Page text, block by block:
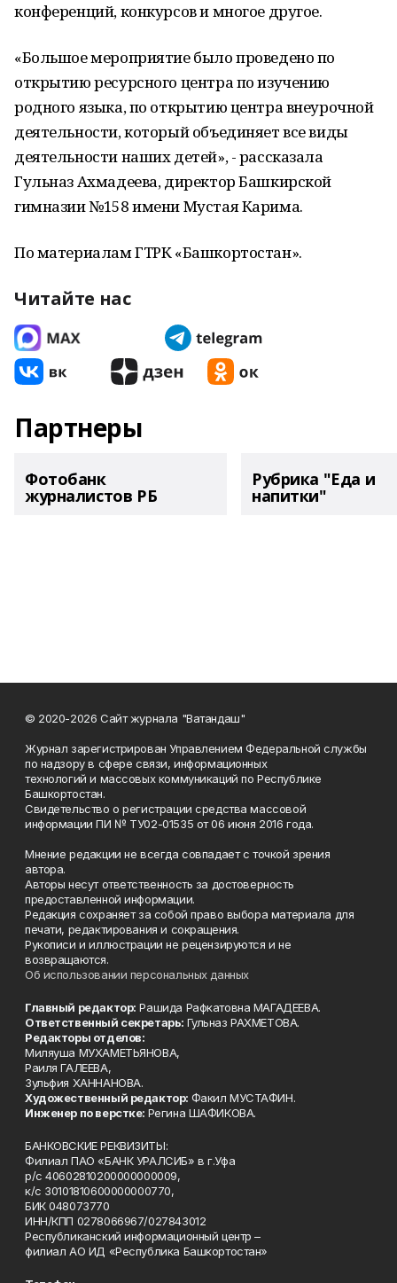
конференций, конкурсов и многое другое.
«Большое мероприятие было проведено по
открытию ресурсного центра по изучению
родного языка, по открытию центра внеурочной
деятельности, который объединяет все виды
деятельности наших детей», - рассказала
Гульназ Ахмадеева, директор Башкирской
гимназии №158 имени Мустая Карима.
По материалам ГТРК «Башкортостан».
Читайте нас
Партнеры
Фотобанк
журналистов РБ
Рубрика "Еда и
напитки"
© 2020-2026 Сайт журнала "Ватандаш"
Журнал зарегистрирован Управлением Федеральной службы
по надзору в сфере связи, информационных
технологий и массовых коммуникаций по Республике
Башкортостан.
Свидетельство о регистрации средства массовой
информации ПИ № ТУ02-01535 от 06 июня 2016 года.
Мнение редакции не всегда совпадает с точкой зрения
автора.
Авторы несут ответственность за достоверность
предоставленной информации.
Редакция сохраняет за собой право выбора материала для
печати, редактирования и сокращения.
Рукописи и иллюстрации не рецензируются и не
возвращаются.
Об использовании персональных данных
Главный редактор: Рашида Рафкатовна МАГАДЕЕВА.
Ответственный секретарь: Гульназ РАХМЕТОВА.
Редакторы отделов:
Миляуша МУХАМЕТЬЯНОВА,
Раиля ГАЛЕЕВА,
Зульфия ХАННАНОВА.
Художественный редактор: Факил МУСТАФИН.
Инженер по верстке: Регина ШАФИКОВА.
БАНКОВСКИЕ РЕКВИЗИТЫ:
Филиал ПАО «БАНК УРАЛСИБ» в г.Уфа
р/с 40602810200000000009,
к/с 30101810600000000770,
БИК 048073770
ИНН/КПП 0278066967/027843012
Республиканский информационный центр –
филиал АО ИД «Республика Башкортостан»